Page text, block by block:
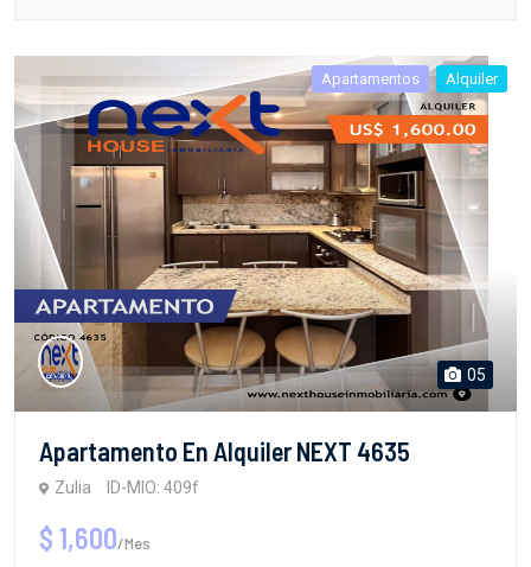
Apartamentos Alquiler
05
Apartamento En Alquiler NEXT 4635
Zulia ID-MIO: 409f
$ 1,600/Mes